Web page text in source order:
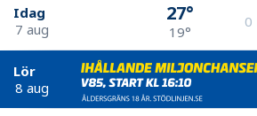
Idag
7 aug
27°
19°
0
Lör
8 aug